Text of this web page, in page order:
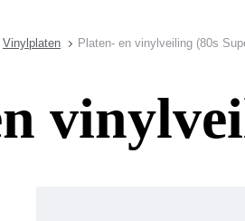
Vinylplaten Platen- en vinylveiling (80s